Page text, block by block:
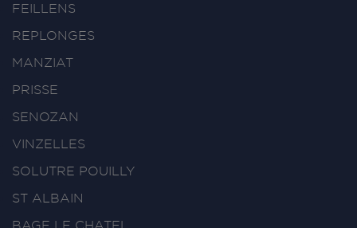
FEILLENS
REPLONGES
MANZIAT
PRISSE
SENOZAN
VINZELLES
SOLUTRE POUILLY
ST ALBAIN
BAGE LE CHATEL